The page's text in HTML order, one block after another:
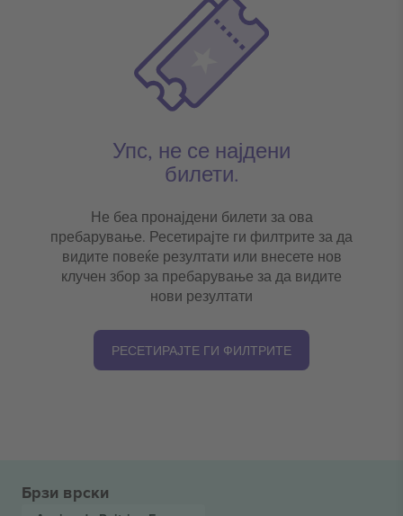
Упс, не се најдени
билети.
Не беа пронајдени билети за ова
пребарување. Ресетирајте ги филтрите за да
видите повеќе резултати или внесете нов
клучен збор за пребарување за да видите
нови резултати
РЕСЕТИРАЈТЕ ГИ ФИЛТРИТЕ
Брзи врски